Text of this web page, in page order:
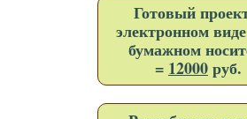
Готовый
электронном
бумажном
= 12000руб.